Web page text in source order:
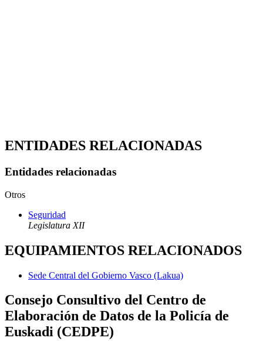
ENTIDADES RELACIONADAS
Entidades relacionadas
Otros
Seguridad
Legislatura XII
EQUIPAMIENTOS RELACIONADOS
Sede Central del Gobierno Vasco (Lakua)
Consejo Consultivo del Centro de
Elaboración de Datos de la Policía de
Euskadi (CEDPE)